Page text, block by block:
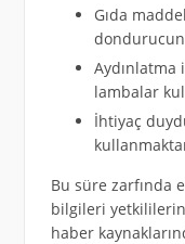
Gıda
lambalar
İhtiyaç
Bu süre zarfında
bilgileri yetkililerin
haber